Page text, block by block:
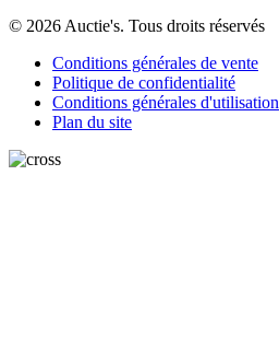
© 2026 Auctie's. Tous droits réservés
Conditions générales de vente
Politique de confidentialité
Conditions générales d'utilisation
Plan du site